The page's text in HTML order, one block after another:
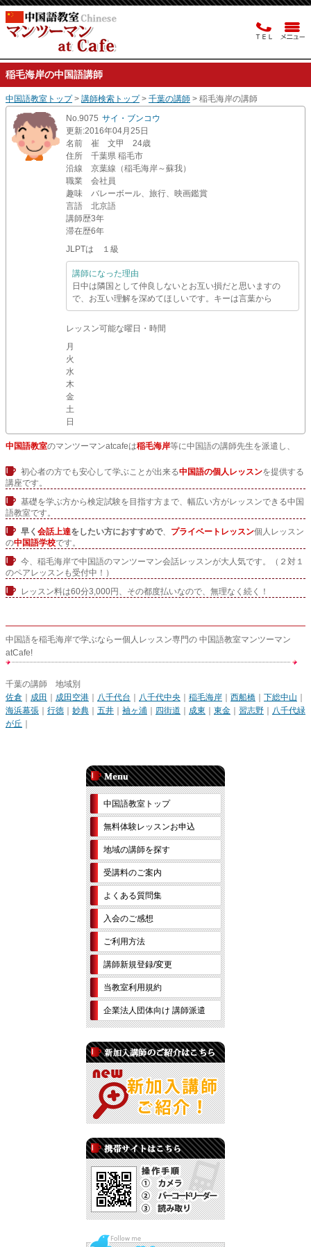
稲毛海岸の中国語講師
中国語教室トップ> 講師検索トップ> 千葉の講師 > 稲毛海岸の講師
No.9075 サイ・ブンコウ
更新:2016年04月25日
名前
崔 文甲 24歳
住所
千葉県 稲毛市
沿線
京葉線（稲毛海岸～蘇我）
職業
会社員
趣味
バレーボール、旅行、映画鑑賞
言語
北京語
講師歴3年
滞在歴6年
JLPTは １級
講師になった理由
日中は隣国として仲良しないとお互い損だと思いますの
で、お互い理解を深めてほしいです。キーは言葉から
レッスン可能な曜日・時間
月
火
水
木
金
土
日
中国語教室のマンツーマンatcafeは稲毛海岸等に中国語の講師先生を派遣し、
初心者の方でも安心して学ぶことが出来る中国語の個人レッスンを提供する
講座です。
基礎を学ぶ方から検定試験を目指す方まで、幅広い方がレッスンできる中国
語教室です。
早く 会話上達をしたい方におすすめで、 プライベートレッスン個人レッスン
の中国語学校です。
今、稲毛海岸で中国語のマンツーマン会話レッスンが大人気です。（２対１
のペアレッスンも受付中！）
レッスン料は60分3,000円、その都度払いなので、無理なく続く！
中国語を稲毛海岸で学ぶならー個人レッスン専門の 中国語教室マンツーマン
atCafe!
千葉の講師 地域別
佐倉
成田 成田空港 八千代台 八千代中央 稲毛海岸 西船橋 下総中山
海浜幕張
行徳 妙典 五井 袖ヶ浦 四街道 成東 東金 習志野
八千代緑
が丘
中国語教室トップ
無料体験レッスンお申込
地域の講師を探す
受講料のご案内
よくある質問集
入会のご感想
ご利用方法
講師新規登録/変更
当教室利用規約
企業法人団体向け 講師派遣